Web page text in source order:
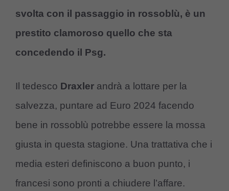
svolta con il passaggio in rossoblù, è un
prestito clamoroso quello che sta
concedendo il Psg.
Il tedesco Draxler andrà a lottare per la
salvezza, puntare ad Euro 2024 facendo
bene in rossoblù potrebbe essere la mossa
giusta in questa stagione. Una trattativa che i
media esteri definiscono a buon punto, i
francesi sono pronti a chiudere l’affare.